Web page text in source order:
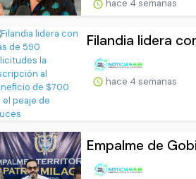
hace 4 semanas
Filandia lidera
hace 4 semanas
Empalme de